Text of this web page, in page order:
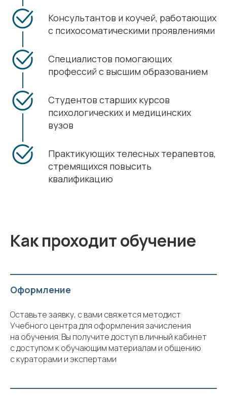
Консультантов и коучей, работающих
с психосоматическими проявлениями
Специалистов помогающих
профессий с высшим образованием
Студентов старших курсов
психологических и медицинских
вузов
Практикующих телесных терапевтов,
стремящихся повысить
квалификацию
Как проходит обучение
Оформление
Оставьте заявку, с вами свяжется методист
Учебного центра для оформления зачисления
на обучения. Вы получите доступ в личный кабинет
с доступом к обучающим материалам и общению
с кураторами и экспертами